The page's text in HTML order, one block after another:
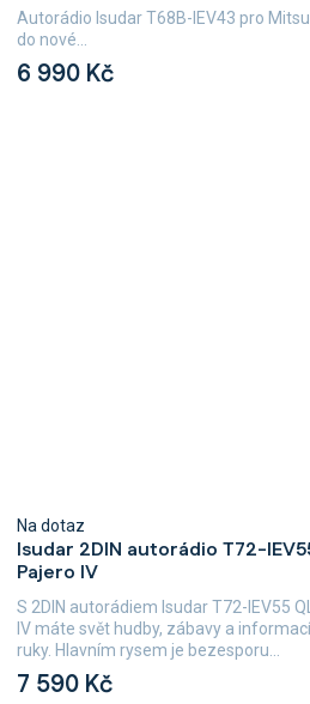
6 990 Kč
Autorádio Isudar T68B-IEV43 pro
do nové...
Isudar 2DIN autorádio T72-
Pajero IV
Na dotaz
7 590 Kč
S 2DIN autorádiem Isudar T72-IEV55
IV máte svět hudby, zábavy a
ruky. Hlavním rysem je bezesporu...